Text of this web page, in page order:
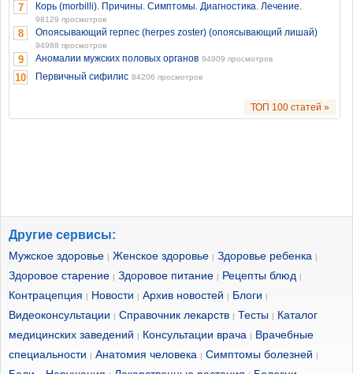
7 Корь (morbilli). Причины. Симптомы. Диагностика. Лечение.
98129 просмотров
8 Опоясывающий герпес (herpes zoster) (опоясывающий лишай)
94988 просмотров
9 Аномалии мужских половых органов 94909 просмотров
10 Первичный сифилис 84206 просмотров
ТОП 100 статей »
Другие сервисы:
Мужское здоровье | Женское здоровье | Здоровье ребенка |
Здоровое старение | Здоровое питание | Рецепты блюд |
Контрацепция | Новости | Архив новостей | Блоги |
Видеоконсультации | Справочник лекарств | Тесты | Каталог
медицинских заведений | Консультации врача | Врачебные
специальности | Анатомия человека | Симптомы болезней |